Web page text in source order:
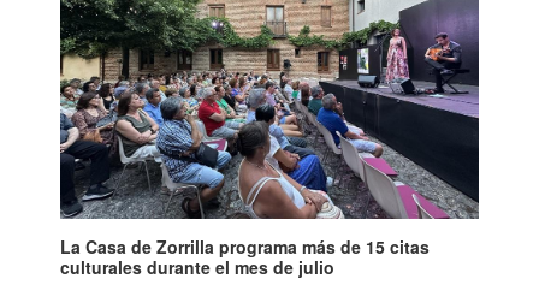
La Casa de Zorrilla programa más de 15 citas
culturales durante el mes de julio